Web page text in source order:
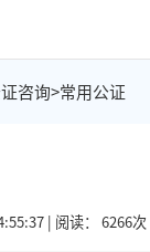
咨询>常用公证
| 阅读： 6266次